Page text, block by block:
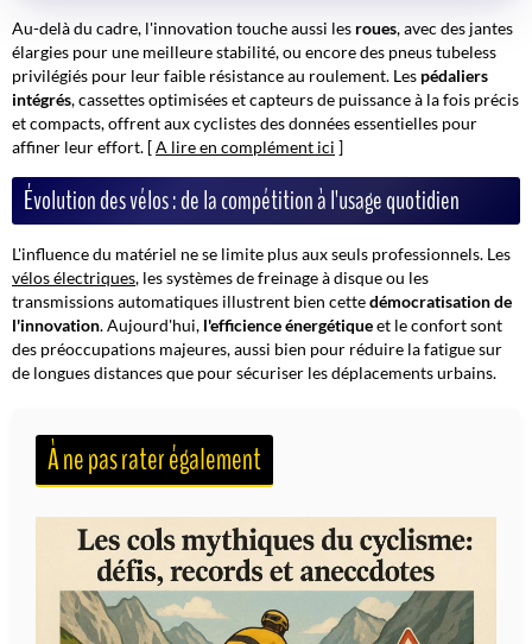
Au-delà du cadre, l'innovation touche aussi les roues, avec des jantes
élargies pour une meilleure stabilité, ou encore des pneus tubeless
privilégiés pour leur faible résistance au roulement. Les pédaliers
intégrés, cassettes optimisées et capteurs de puissance à la fois précis
et compacts, offrent aux cyclistes des données essentielles pour
affiner leur effort. [A lire en complément ici ]
Évolution des vélos : de la compétition à l'usage quotidien
L'influence du matériel ne se limite plus aux seuls professionnels. Les
vélos électriques, les systèmes de freinage à disque ou les
transmissions automatiques illustrent bien cettedémocratisation de
l'innovation. Aujourd'hui, l'efficience énergétiqueet le confort sont
des préoccupations majeures, aussi bien pour réduire la fatigue sur
de longues distances que pour sécuriser les déplacements urbains.
À ne pas rater également